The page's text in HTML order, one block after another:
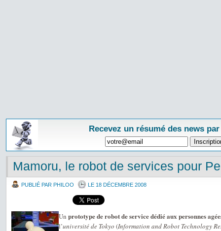
Recevez un résumé des news
Mamoru, le robot de services pour
PUBLIÉ PAR PHILOO LE 18 DÉCEMBRE 2008
Un prototype de robot de service dédié aux personnes
l’université de Tokyo (Information and Robot Technology